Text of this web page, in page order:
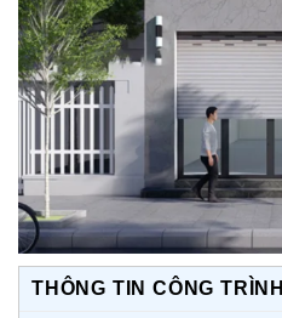
THÔNG TIN CÔNG TRÌNH